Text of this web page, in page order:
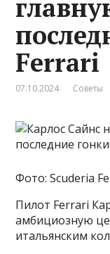
Ferrari
07.10.2024 Советы
Фото: Scuderia
Пилот Ferrari
амбициозную
итальянским